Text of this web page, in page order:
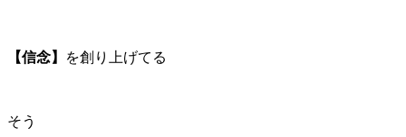
【信念】 を創り上げてる
そう